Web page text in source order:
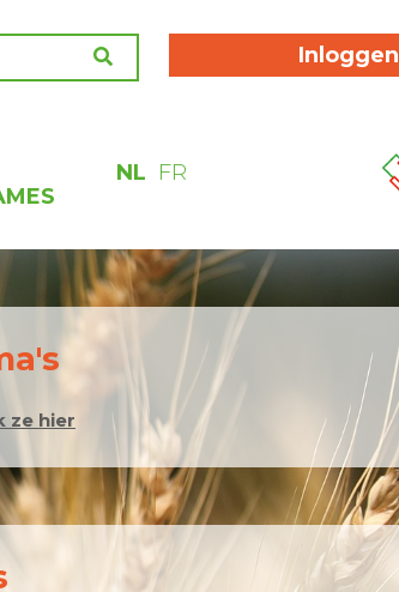
Inloggen
NL FR
ze hier